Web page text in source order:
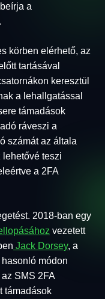
a
körben elérhető, az
tartásával
keresztül
a lehallgatással
támadások
ráveszi a
számát az általa
lehetővé teszi
a 2FA
2018-ban egy
vezetett
Jack Dorsey, a
módon
SMS 2FA
támadások